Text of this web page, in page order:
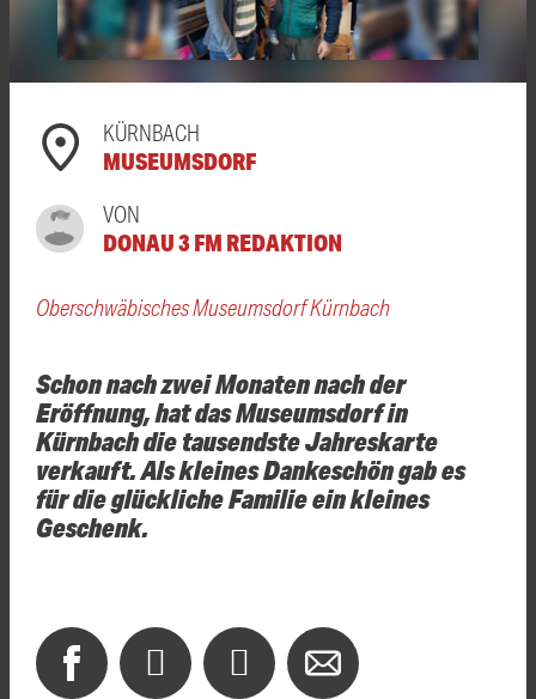
KÜRNBACH
MUSEUMSDORF
VON
DONAU 3 FM REDAKTION
Oberschwäbisches Museumsdorf Kürnbach
Schon nach zwei Monaten nach der
Eröffnung, hat das Museumsdorf in
Kürnbach die tausendste Jahreskarte
verkauft. Als kleines Dankeschön gab es
für die glückliche Familie ein kleines
Geschenk.